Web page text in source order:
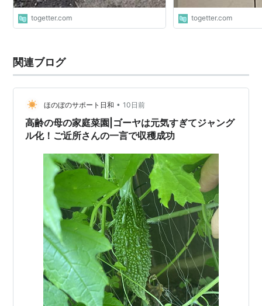
togetter.com togetter.com
関連ブログ
ほのぼのサポート日和 • 10日前
高齢の母の家庭菜園|ゴーヤは元気すぎてジャング
ル化！ご近所さんの一言で収穫成功